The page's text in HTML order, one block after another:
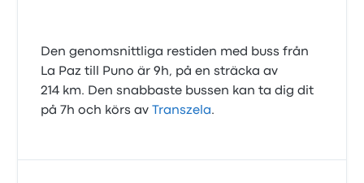
Den genomsnittliga restiden med buss från
La Paz till Puno är 9h, på en sträcka av
214 km. Den snabbaste bussen kan ta dig dit
på 7h och körs av
Transzela.